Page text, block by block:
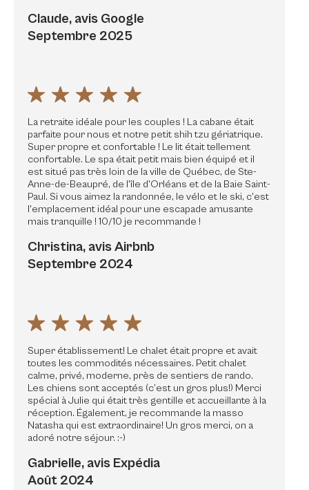
Claude, avis Google
Septembre 2025
La retraite idéale pour les couples ! La cabane était
parfaite pour nous et notre petit shih tzu gériatrique.
Super propre et confortable ! Le lit était tellement
confortable. Le spa était petit mais bien équipé et il
est situé pas très loin de la ville de Québec, de Ste-
Anne-de-Beaupré, de l'île d'Orléans et de la Baie Saint-
Paul. Si vous aimez la randonnée, le vélo et le ski, c'est
l'emplacement idéal pour une escapade amusante
mais tranquille ! 10/10 je recommande !
Christina, avis Airbnb
Septembre 2024
Super établissement! Le chalet était propre et avait
toutes les commodités nécessaires. Petit chalet
calme, privé, moderne, près de sentiers de rando.
Les chiens sont acceptés (c’est un gros plus!) Merci
spécial à Julie qui était très gentille et accueillante à la
réception. Également, je recommande la masso
Natasha qui est extraordinaire! Un gros merci, on a
adoré notre séjour. :-)
Gabrielle, avis Expédia
Août 2024